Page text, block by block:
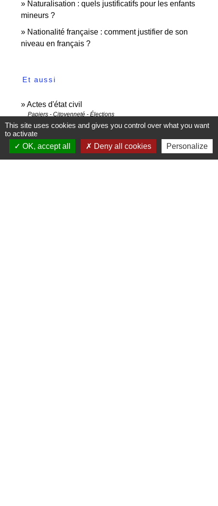
Naturalisation : quels justificatifs pour les enfants
mineurs ?
Nationalité française : comment justifier de son
niveau en français ?
Et aussi
Actes d'état civil
Papiers - Citoyenneté - Élections
Demande d'asile (réfugié, protection subsidiaire,
apatride)
Étranger - Europe
This site uses cookies and gives you control over what you want
to activate
OK, accept all
Deny all cookies Personalize